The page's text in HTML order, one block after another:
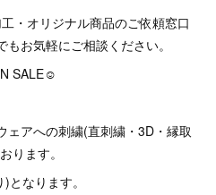
・オリジナル商品のご依頼窓口
お気軽にご相談ください。
SALE☺︎
アへの刺繍(直刺繍・3D・縁取
ります。
なります。